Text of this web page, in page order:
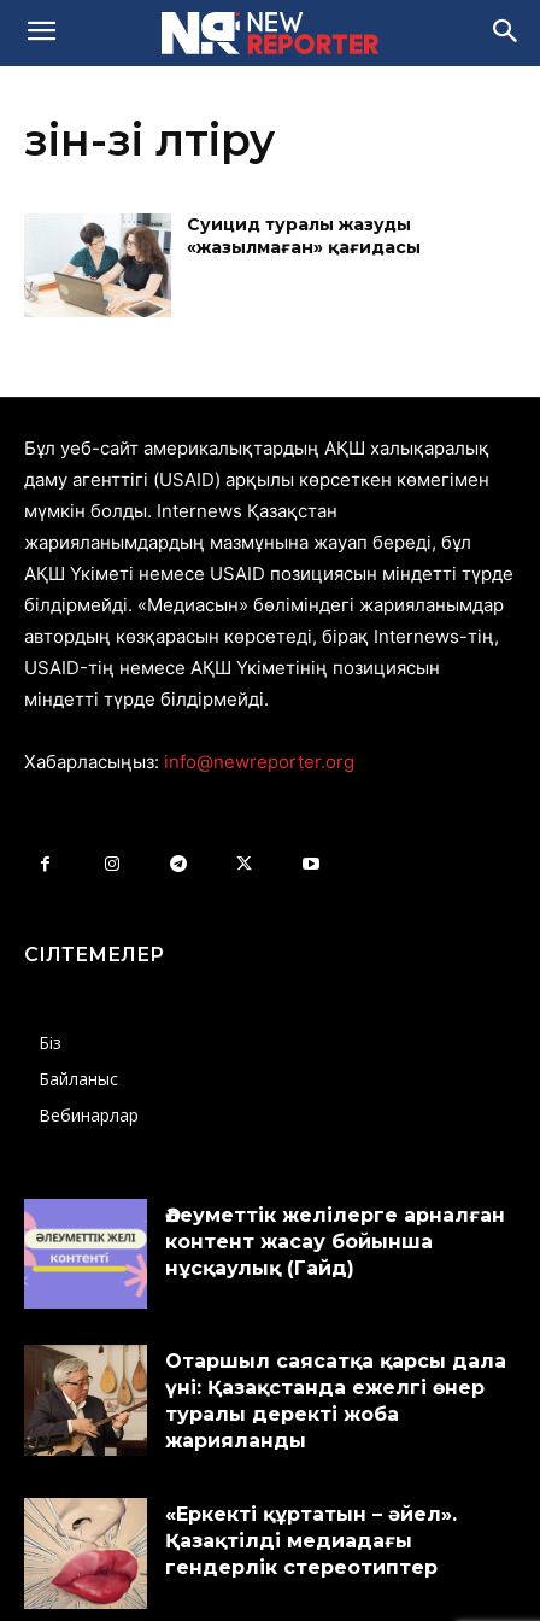
өзін-өзі өлтіру
Суицид туралы жазудың
«жазылмаған» қағидасы
Бұл уеб-сайт америкалықтардың АҚШ халықаралық
даму агенттігі (USAID) арқылы көрсеткен көмегімен
мүмкін болды. Internews Қазақстан
жарияланымдардың мазмұнына жауап береді, бұл
АҚШ Үкіметі немесе USAID позициясын міндетті түрде
білдірмейді. «Медиасын» бөліміндегі жарияланымдар
автордың көзқарасын көрсетеді, бірақ Internews-тің,
USAID-тің немесе АҚШ Үкіметінің позициясын
міндетті түрде білдірмейді.
Хабарласыңыз: info@newreporter.org
СІЛТЕМЕЛЕР
Біз
Байланыс
Вебинарлар
Әлеуметтік желілерге арналған
контент жасау бойынша
нұсқаулық (Гайд)
Отаршыл саясатқа қарсы дала
үні: Қазақстанда ежелгі өнер
туралы деректі жоба
жарияланды
«Еркекті құртатын – әйел».
Қазақтілді медиадағы
гендерлік стереотиптер